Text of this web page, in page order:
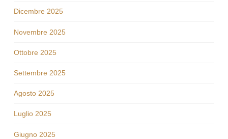
Dicembre 2025
Novembre 2025
Ottobre 2025
Settembre 2025
Agosto 2025
Luglio 2025
Giugno 2025